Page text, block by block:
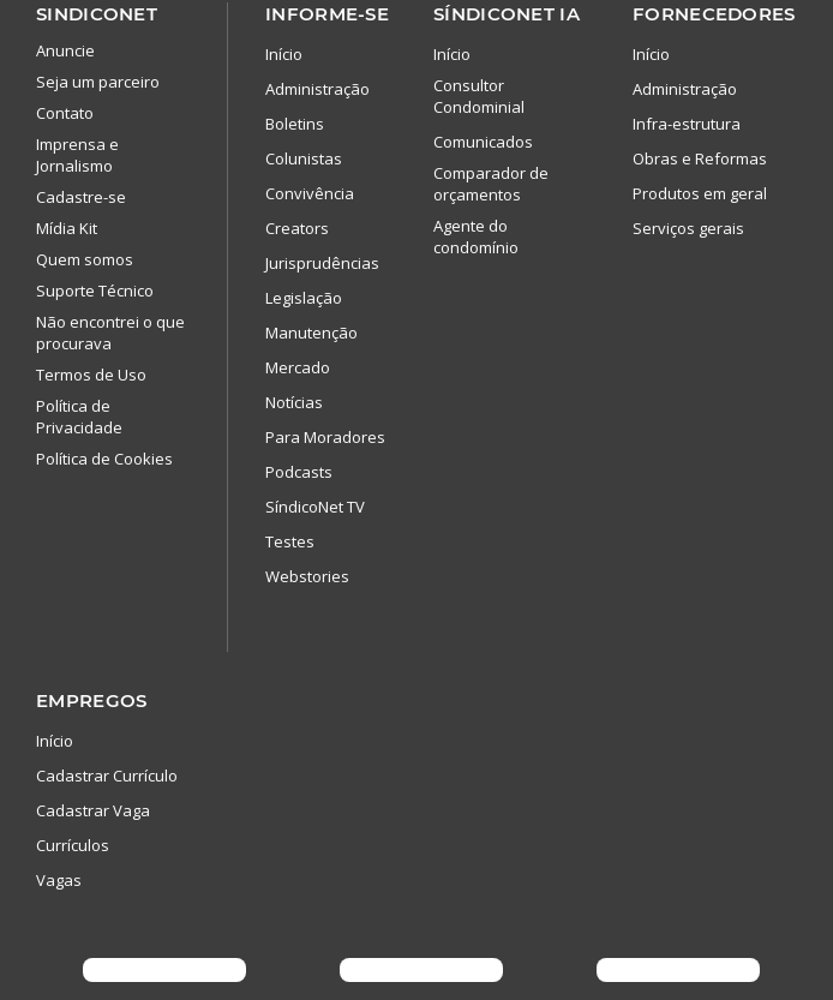
SINDICONET
Anuncie
Seja um parceiro
Contato
Imprensa e
Jornalismo
Cadastre-se
Mídia Kit
Quem somos
Suporte Técnico
Não encontrei o que
procurava
Termos de Uso
Política de
Privacidade
Política de Cookies
INFORME-SE
Início
Administração
Boletins
Colunistas
Convivência
Creators
Jurisprudências
Legislação
Manutenção
Mercado
Notícias
Para Moradores
Podcasts
SíndicoNet TV
Testes
Webstories
SÍNDICONET IA
Início
Consultor
Condominial
Comunicados
Comparador de
orçamentos
Agente do
condomínio
FORNECEDORES
Início
Administração
Infra-estrutura
Obras e Reformas
Produtos em geral
Serviços gerais
EMPREGOS
Início
Cadastrar Currículo
Cadastrar Vaga
Currículos
Vagas